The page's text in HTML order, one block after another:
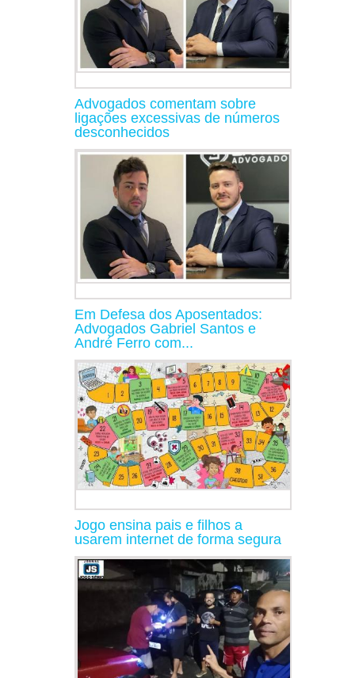
Advogados comentam sobre
ligações excessivas de números
desconhecidos
Em Defesa dos Aposentados:
Advogados Gabriel Santos e
André Ferro com...
Jogo ensina pais e filhos a
usarem internet de forma segura